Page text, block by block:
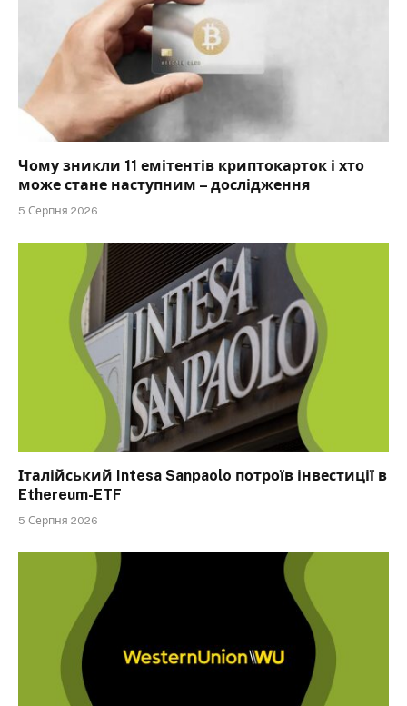
Чому зникли 11 емітентів криптокарток і хто
може стане наступним – дослідження
5 Серпня 2026
Італійський Intesa Sanpaolo потроїв інвестиції в
Ethereum-ETF
5 Серпня 2026